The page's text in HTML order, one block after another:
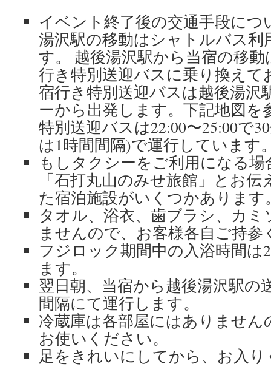
イベント終了後の交通手段につ
湯沢駅の移動はシャトルバス利
す。 越後湯沢駅から当宿の移
行き特別送迎バスに乗り換えて
宿行き特別送迎バスは越後湯沢
ーから出発します。下記地図を
特別送迎バスは22:00〜25:00で
は1時間間隔)で運行しています
もしタクシーをご利用になる
「石打丸山のみせ旅館」とお
た宿泊施設がいくつかあります
タオル、浴衣、歯ブラシ、カ
ませんので、お客様各自ご持参
フジロック期間中の入浴時間は
ます。
翌日朝、当宿から越後湯沢駅の
間隔にて運行します。
冷蔵庫は各部屋にはありませ
お使いください。
足をきれいにしてから、お入